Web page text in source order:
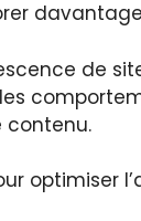
de
contenu.
optimiser